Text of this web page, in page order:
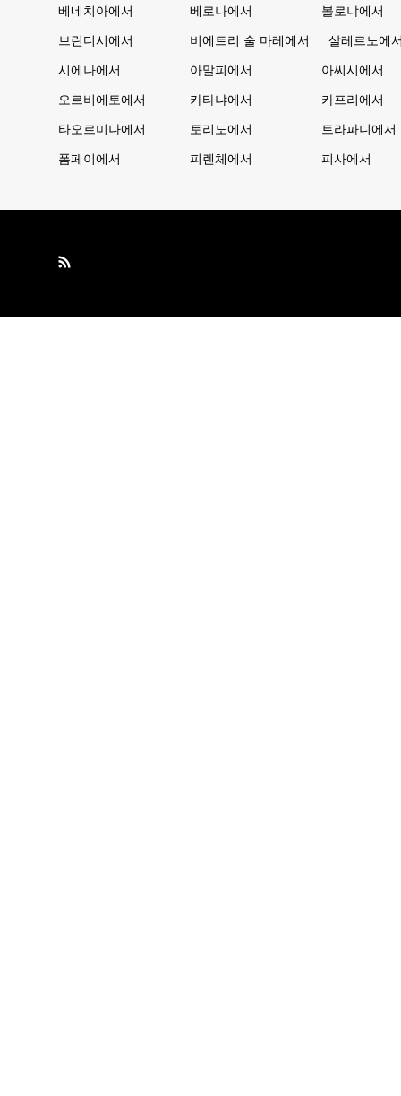
베네치아에서 베로나에서 볼로냐에서
브린디시에서 비에트리 술 마레에서 살레르노에
시에나에서 아말피에서 아씨시에서
오르비에토에서 카타냐에서 카프리에서
타오르미나에서 토리노에서 트라파니에서
폼페이에서 피렌체에서 피사에서